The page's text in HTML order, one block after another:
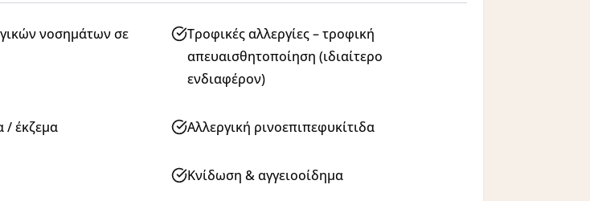
νοσημάτων σε
Τροφικές αλλεργίες – τροφική
απευαισθητοποίηση (ιδιαίτερο
ενδιαφέρον)
/ έκζεμα Αλλεργική ρινοεπιπεφυκίτιδα
Κνίδωση & αγγειοοίδημα